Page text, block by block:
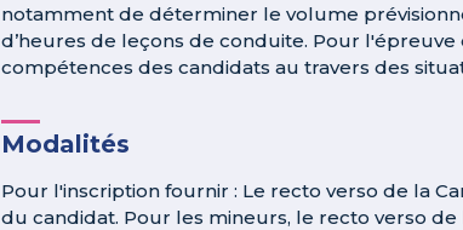
notamment de déterminer le volume
d’heures de leçons de conduite. Pour
compétences des candidats au travers des
Modalités
Pour l'inscription fournir : Le recto verso de la
du candidat. Pour les mineurs, le recto verso